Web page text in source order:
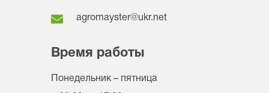
agromayster@ukr.net
Время работы
Понедельник – пятница